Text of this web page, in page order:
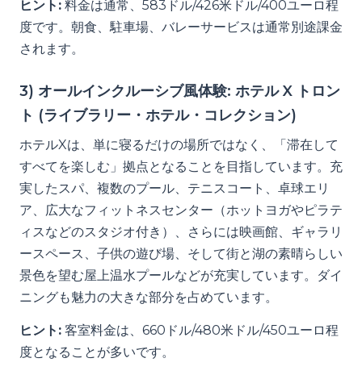
ヒント: 料金は通常、583ドル/426米ドル/400ユーロ程
度です。朝食、駐車場、バレーサービスは通常別途課金
されます。
3) オールインクルーシブ風体験: ホテル X トロン
ト (ライブラリー・ホテル・コレクション)
ホテルXは、単に寝るだけの場所ではなく、「滞在して
すべてを楽しむ」拠点となることを目指しています。充
実したスパ、複数のプール、テニスコート、卓球エリ
ア、広大なフィットネスセンター（ホットヨガやピラテ
ィスなどのスタジオ付き）、さらには映画館、ギャラリ
ースペース、子供の遊び場、そして街と湖の素晴らしい
景色を望む屋上温水プールなどが充実しています。ダイ
ニングも魅力の大きな部分を占めています。
ヒント: 客室料金は、660ドル/480米ドル/450ユーロ程
度となることが多いです。